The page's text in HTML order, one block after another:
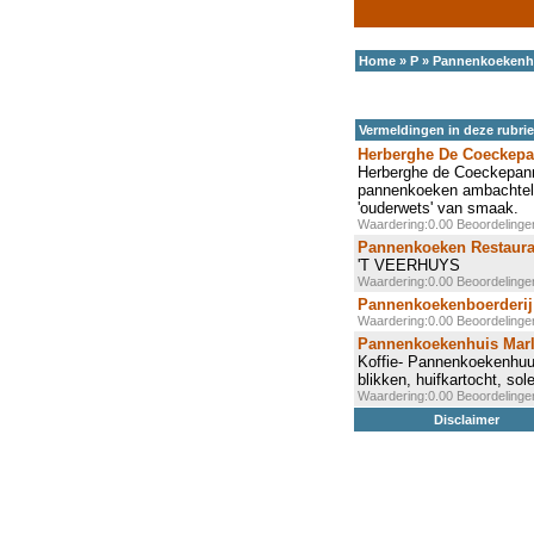
Home » P »
Vermeldingen in deze
Herberghe De
Herberghe de
pannenkoeken
'ouderwets' van smaak.
Waardering:0.00
Pannenkoeken
'T VEERHUYS
Waardering:0.00
Waardering:0.00
Pannenkoekenhuis
Koffie-
blikken, huifkartocht,
Waardering:0.00
Disclaimer